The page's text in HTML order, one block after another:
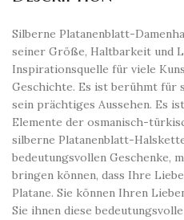
Silberne Platanenblatt-
seiner Größe, Haltbarkeit und
Inspirationsquelle für viele
Geschichte. Es ist berühmt für
sein prächtiges Aussehen. Es
Elemente der osmanisch-
silberne Platanenblatt-
bedeutungsvollen Geschenke,
bringen können, dass Ihre
Platane. Sie können Ihren
Sie ihnen diese